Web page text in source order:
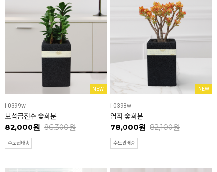
NEW
i-0399w
보석금전수 숯화분
82,000원 86,300원
수도권배송
NEW
i-0398w
염좌 숯화분
78,000원 82,100원
수도권배송